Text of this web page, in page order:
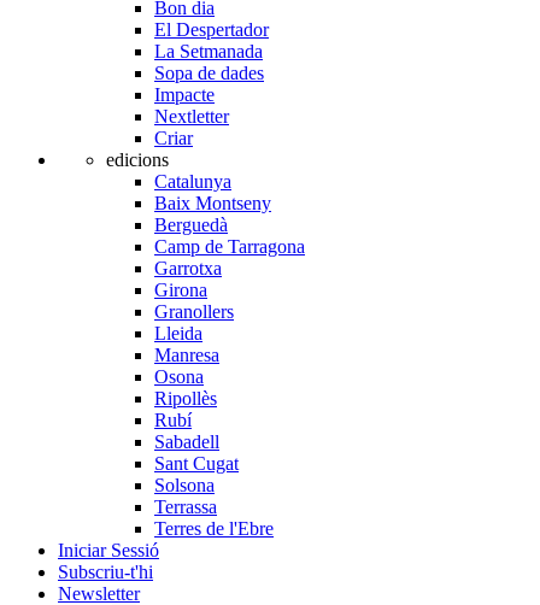
Bon dia
El Despertador
La Setmanada
Sopa de dades
Impacte
Nextletter
Criar
edicions
Catalunya
Baix Montseny
Berguedà
Camp de Tarragona
Garrotxa
Girona
Granollers
Lleida
Manresa
Osona
Ripollès
Rubí
Sabadell
Sant Cugat
Solsona
Terrassa
Terres de l'Ebre
Iniciar Sessió
Subscriu-t'hi
Newsletter